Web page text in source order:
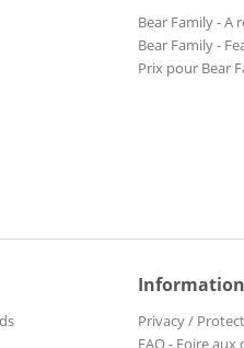
Bear Family - A
Bear Family -
Prix pour Bear
Privacy /
FAQ - Foire